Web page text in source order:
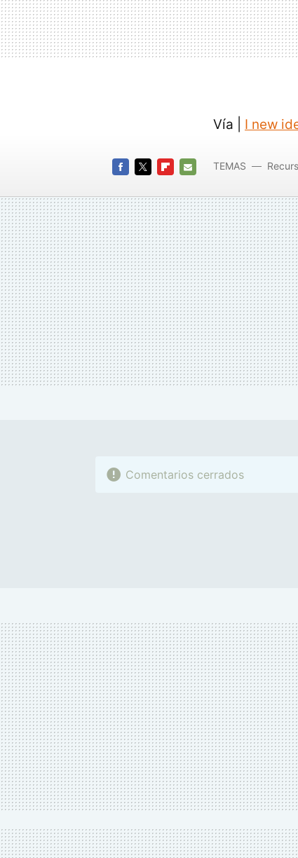
Vía | I new
MAIL
TEMAS
Comentarios cerrados